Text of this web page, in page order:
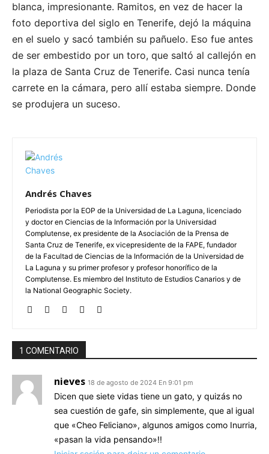
blanca, impresionante. Ramitos, en vez de hacer la
foto deportiva del siglo en Tenerife, dejó la máquina
en el suelo y sacó también su pañuelo. Eso fue antes
de ser embestido por un toro, que saltó al callejón en
la plaza de Santa Cruz de Tenerife. Casi nunca tenía
carrete en la cámara, pero allí estaba siempre. Donde
se produjera un suceso.
Andrés Chaves
Periodista por la EOP de la Universidad de La Laguna, licenciado
y doctor en Ciencias de la Información por la Universidad
Complutense, ex presidente de la Asociación de la Prensa de
Santa Cruz de Tenerife, ex vicepresidente de la FAPE, fundador
de la Facultad de Ciencias de la Información de la Universidad de
La Laguna y su primer profesor y profesor honorífico de la
Complutense. Es miembro del Instituto de Estudios Canarios y de
la National Geographic Society.
1 COMENTARIO
nieves 18 de agosto de 2024 En 9:01 pm
Dicen que siete vidas tiene un gato, y quizás no
sea cuestión de gafe, sin simplemente, que al igual
que «Cheo Feliciano», algunos amigos como Inurria,
«pasan la vida pensando»!!